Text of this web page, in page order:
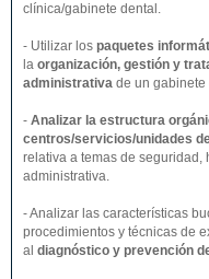
clínica/gabinete dental.
- Utilizar los paquetes
la organización, gestión y
administrativa de un gabinete
- Analizar la estructura
centros/servicios/unidades
relativa a temas de
administrativa.
- Analizar las características
procedimientos y técnicas de
al diagnóstico y prevención